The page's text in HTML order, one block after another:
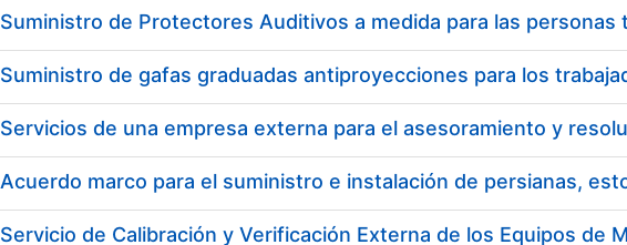
Acuerdo marco para el suministro e instalación de persianas,